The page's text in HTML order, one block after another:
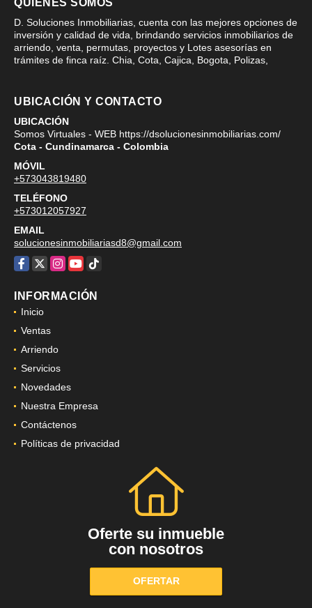
QUIÉNES SOMOS
D. Soluciones Inmobiliarias, cuenta con las mejores opciones de
inversión y calidad de vida, brindando servicios inmobiliarios de
arriendo, venta, permutas, proyectos y Lotes asesorías en
trámites de finca raíz. Chia, Cota, Cajica, Bogota, Polizas,
UBICACIÓN Y CONTACTO
UBICACIÓN
Somos Virtuales - WEB https://dsolucionesinmobiliarias.com/
Cota - Cundinamarca - Colombia
MÓVIL
+573043819480
TELÉFONO
+573012057927
EMAIL
solucionesinmobiliariasd8@gmail.com
Facebook
X Instagram
YouTube
TikTok
INFORMACIÓN
Inicio
Ventas
Arriendo
Servicios
Novedades
Nuestra Empresa
Contáctenos
Políticas de privacidad
Oferte su inmueble
con nosotros
OFERTAR